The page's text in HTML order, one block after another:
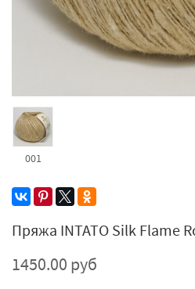
001
Пряжа INTATO Silk Flame
1450.00 руб